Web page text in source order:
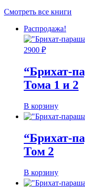
Смотреть все книги
Распродажа!
Первоначальная
составляла
3600 ₽.
2900 ₽Текущая
“Брихат-
Тома 1 и 2
В корзину
“Брихат-
Том 2
В корзину